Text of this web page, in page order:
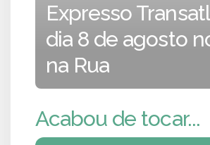
Expresso
dia 8 de agosto
na Rua
Acabou de tocar...